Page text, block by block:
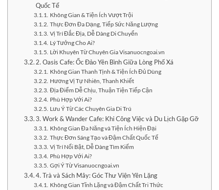
Quốc Tế
Không Gian & Tiện Ích Vượt Trội
Thực Đơn Đa Dạng, Tiếp Sức Năng Lượng
Vị Trí Đắc Địa, Dễ Dàng Di Chuyển
Lý Tưởng Cho Ai?
Lời Khuyên Từ Chuyên Gia Visanuocngoai.vn
2. Oasis Cafe: Ốc Đảo Yên Bình Giữa Lòng Phố Xá
Không Gian Thanh Tịnh & Tiện Ích Đủ Dùng
Hương Vị Tự Nhiên, Thanh Khiết
Địa Điểm Dễ Chịu, Thuận Tiện Tiếp Cận
Phù Hợp Với Ai?
Lưu Ý Từ Các Chuyên Gia Di Trú
3. Work & Wander Cafe: Khi Công Việc và Du Lịch Gặp Gỡ
Không Gian Đa Năng và Tiện Ích Hiện Đại
Thực Đơn Sáng Tạo và Đậm Chất Quốc Tế
Vị Trí Nổi Bật, Dễ Dàng Tìm Kiếm
Phù Hợp Với Ai?
Gợi Ý Từ Visanuocngoai.vn
4. Trà và Sách Mây: Góc Thư Viện Yên Lặng
Không Gian Tĩnh Lặng và Đậm Chất Tri Thức